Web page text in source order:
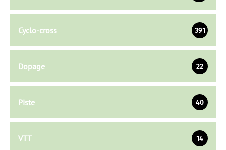
Cyclo-cross 391
Dopage 22
Piste 40
VTT 14